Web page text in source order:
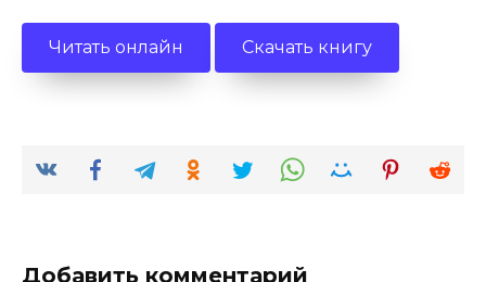
Читать онлайн Скачать книгу
Добавить комментарий